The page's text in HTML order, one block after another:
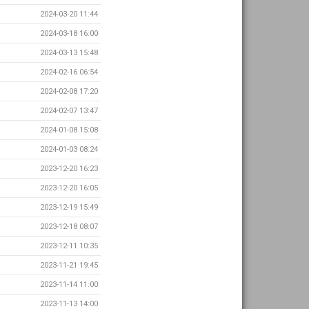
2024-03-20 11:44
2024-03-18 16:00
2024-03-13 15:48
2024-02-16 06:54
2024-02-08 17:20
2024-02-07 13:47
2024-01-08 15:08
2024-01-03 08:24
2023-12-20 16:23
2023-12-20 16:05
2023-12-19 15:49
2023-12-18 08:07
2023-12-11 10:35
2023-11-21 19:45
2023-11-14 11:00
2023-11-13 14:00